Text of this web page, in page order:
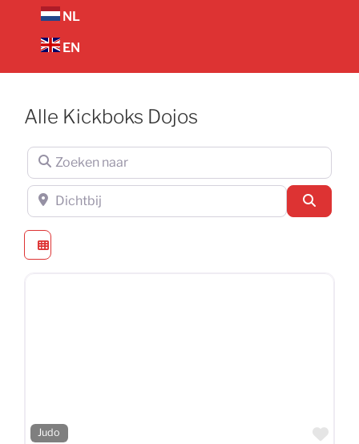
NL
EN
Alle Kickboks Dojos
Zoeken naar
Dichtbij
Judo